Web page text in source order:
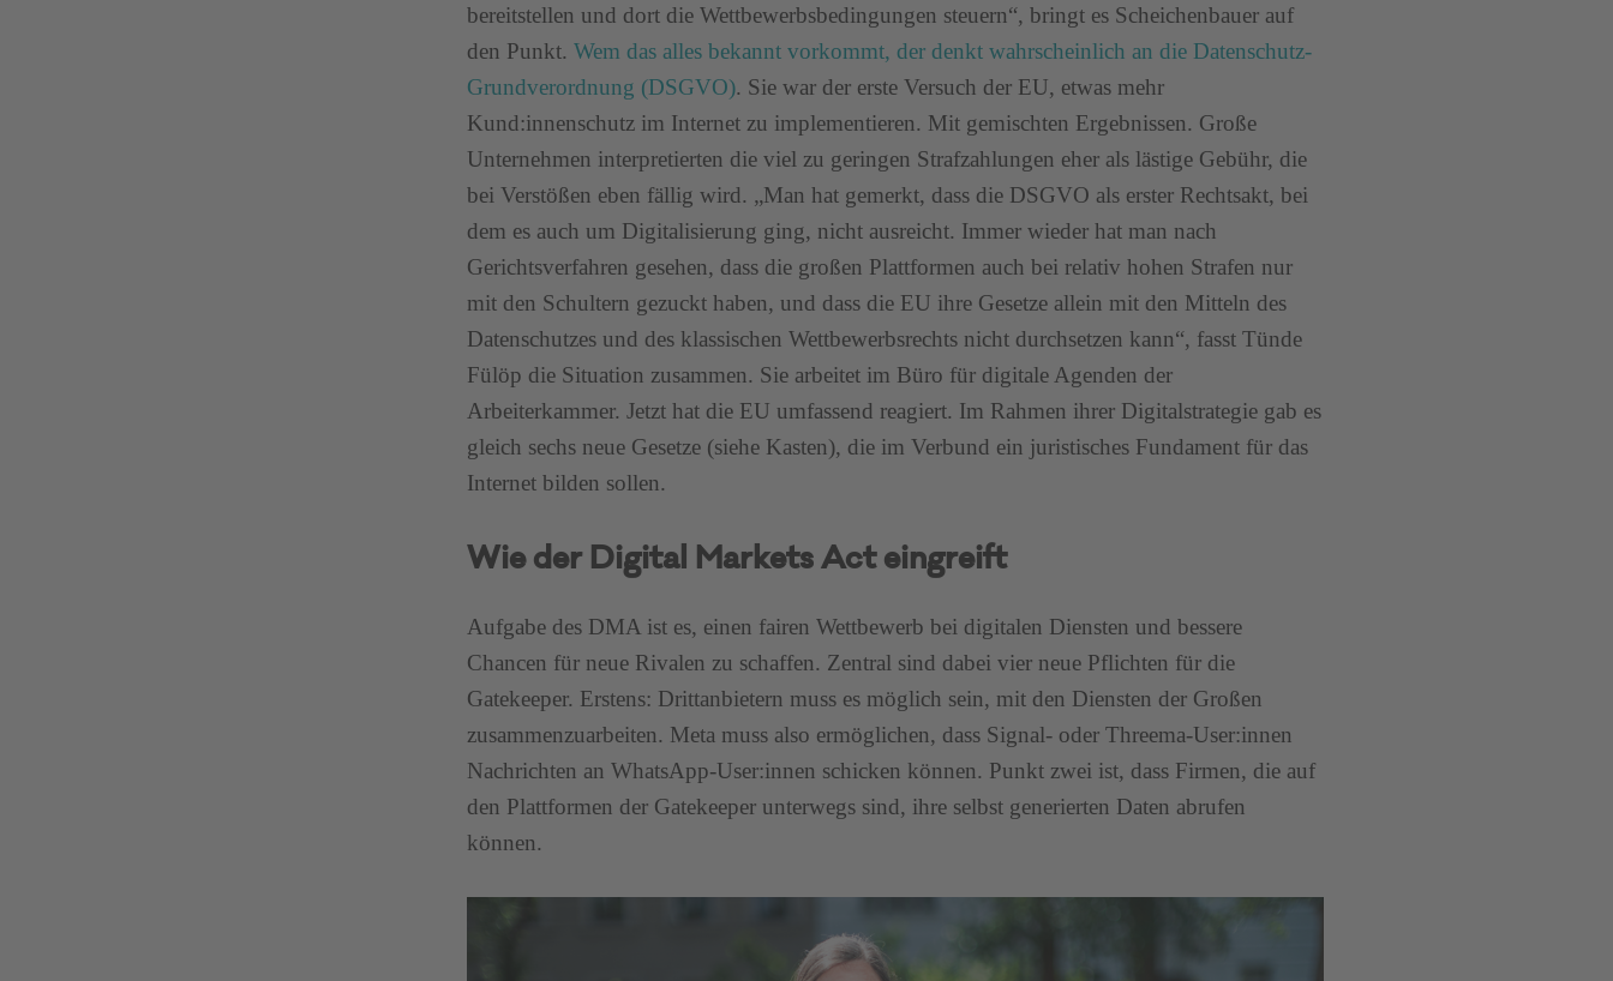
bereitstellen und dort die Wettbewerbsbedingungen steuern“, bringt es Scheichenbauer auf
den Punkt.Wem das alles bekannt vorkommt, der denkt wahrscheinlich an die Datenschutz-
Grundverordnung (DSGVO). Sie war der erste Versuch der EU, etwas mehr
Kund:innenschutz im Internet zu implementieren. Mit gemischten Ergebnissen. Große
Unternehmen interpretierten die viel zu geringen Strafzahlungen eher als lästige Gebühr, die
bei Verstößen eben fällig wird. „Man hat gemerkt, dass die DSGVO als erster Rechtsakt, bei
dem es auch um Digitalisierung ging, nicht ausreicht. Immer wieder hat man nach
Gerichtsverfahren gesehen, dass die großen Plattformen auch bei relativ hohen Strafen nur
mit den Schultern gezuckt haben, und dass die EU ihre Gesetze allein mit den Mitteln des
Datenschutzes und des klassischen Wettbewerbsrechts nicht durchsetzen kann“, fasst Tünde
Fülöp die Situation zusammen. Sie arbeitet im Büro für digitale Agenden der
Arbeiterkammer. Jetzt hat die EU umfassend reagiert. Im Rahmen ihrer Digitalstrategie gab es
gleich sechs neue Gesetze (siehe Kasten), die im Verbund ein juristisches Fundament für das
Internet bilden sollen.
Wie der Digital Markets Act eingreift
Aufgabe des DMA ist es, einen fairen Wettbewerb bei digitalen Diensten und bessere
Chancen für neue Rivalen zu schaffen. Zentral sind dabei vier neue Pflichten für die
Gatekeeper. Erstens: Drittanbietern muss es möglich sein, mit den Diensten der Großen
zusammenzuarbeiten. Meta muss also ermöglichen, dass Signal- oder Threema-User:innen
Nachrichten an WhatsApp-User:innen schicken können. Punkt zwei ist, dass Firmen, die auf
den Plattformen der Gatekeeper unterwegs sind, ihre selbst generierten Daten abrufen
können.